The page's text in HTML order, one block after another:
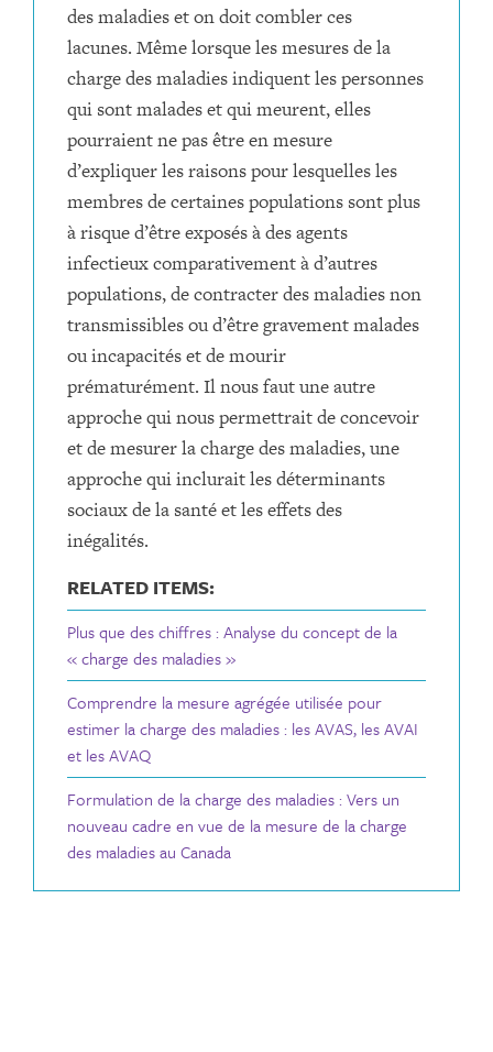
des maladies et on doit combler ces
lacunes. Même lorsque les mesures de la
charge des maladies indiquent les personnes
qui sont malades et qui meurent, elles
pourraient ne pas être en mesure
d’expliquer les raisons pour lesquelles les
membres de certaines populations sont plus
à risque d’être exposés à des agents
infectieux comparativement à d’autres
populations, de contracter des maladies non
transmissibles ou d’être gravement malades
ou incapacités et de mourir
prématurément. Il nous faut une autre
approche qui nous permettrait de concevoir
et de mesurer la charge des maladies, une
approche qui inclurait les déterminants
sociaux de la santé et les effets des
inégalités.
RELATED ITEMS:
Plus que des chiffres : Analyse du concept de la
« charge des maladies »
Comprendre la mesure agrégée utilisée pour
estimer la charge des maladies : les AVAS, les AVAI
et les AVAQ
Formulation de la charge des maladies : Vers un
nouveau cadre en vue de la mesure de la charge
des maladies au Canada